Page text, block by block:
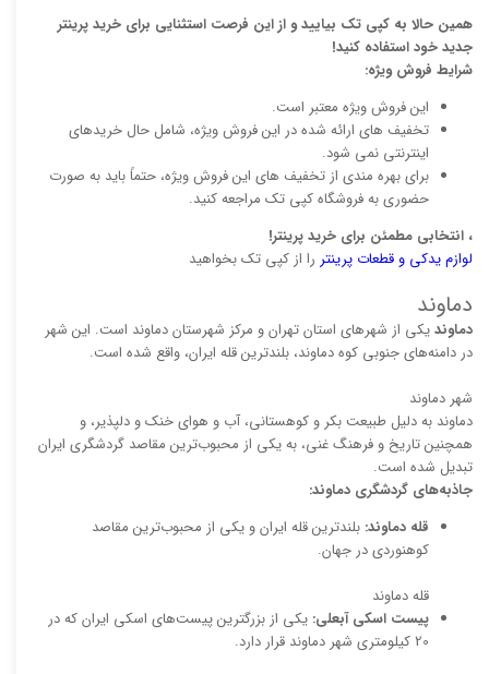
همین حالا به کپی تک بیایید و از این فرصت استثنایی برای خرید پرینتر
جدید خود استفاده کنید!
شرایط فروش ویژه:
این فروش ویژه معتبر است.
تخفیف های ارائه شده در این فروش ویژه، شامل حال خریدهای
اینترنتی نمی شود.
برای بهره مندی از تخفیف های این فروش ویژه، حتماً باید به صورت
حضوری به فروشگاه کپی تک مراجعه کنید.
، انتخابی مطمئن برای خرید پرینتر!
لوازم یدکی و قطعات پرینتر را از کپی تک بخواهید
دماوند
دماوندیکی از شهرهای استان تهران و مرکز شهرستان دماوند است. این شهر
در دامنه‌های جنوبی کوه دماوند، بلندترین قله ایران، واقع شده است.
شهر دماوند
دماوند به دلیل طبیعت بکر و کوهستانی، آب و هوای خنک و دلپذیر، و
همچنین تاریخ و فرهنگ غنی، به یکی از محبوب‌ترین مقاصد گردشگری ایران
تبدیل شده است.
جاذبه‌های گردشگری دماوند:
قله دماوند: بلندترین قله ایران و یکی از محبوب‌ترین مقاصد
کوهنوردی در جهان.
قله دماوند
پیست اسکی آبعلی: یکی از بزرگترین پیست‌های اسکی ایران که در
20 کیلومتری شهر دماوند قرار دارد.